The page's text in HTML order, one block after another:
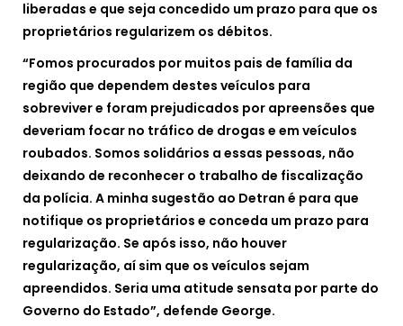
liberadas e que seja concedido um prazo para que os
proprietários regularizem os débitos.
“Fomos procurados por muitos pais de família da
região que dependem destes veículos para
sobreviver e foram prejudicados por apreensões que
deveriam focar no tráfico de drogas e em veículos
roubados. Somos solidários a essas pessoas, não
deixando de reconhecer o trabalho de fiscalização
da polícia. A minha sugestão ao Detran é para que
notifique os proprietários e conceda um prazo para
regularização. Se após isso, não houver
regularização, aí sim que os veículos sejam
apreendidos. Seria uma atitude sensata por parte do
Governo do Estado”, defende George.